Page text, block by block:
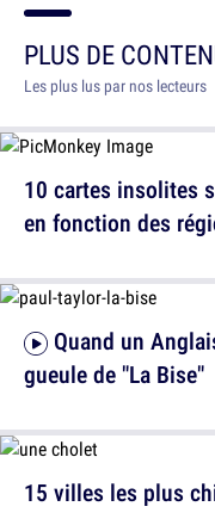
PLUS DE
Les plus lus par nos lecteurs
10 cartes insolites
en fonction des
15 villes les plus
gueule de "La Bise"